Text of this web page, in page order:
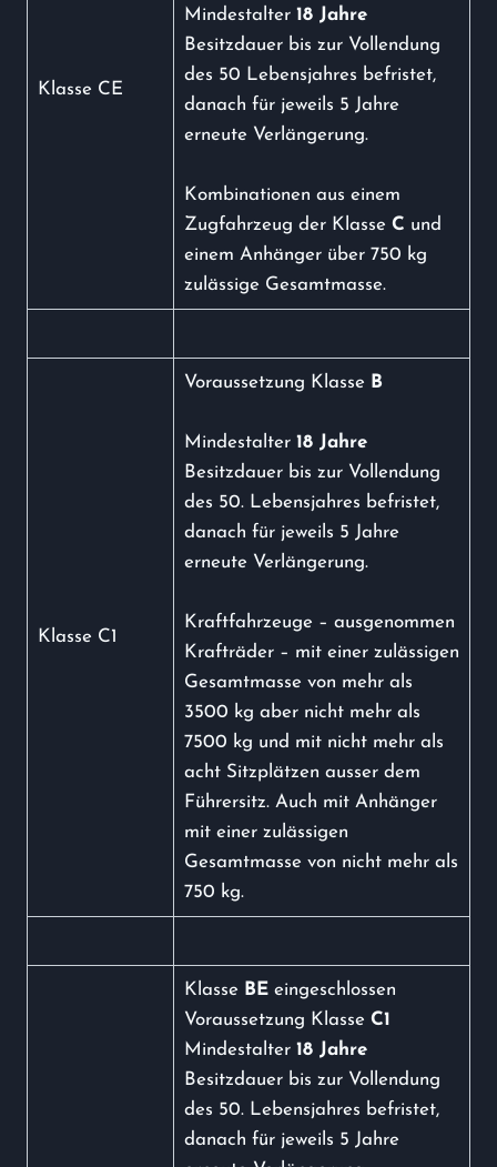
Klasse CE
Mindestalter 18 Jahre
Besitzdauer bis zur Vollendung
des 50 Lebensjahres befristet,
danach für jeweils 5 Jahre
erneute Verlängerung.
Kombinationen aus einem
Zugfahrzeug der Klasse C und
einem Anhänger über 750 kg
zulässige Gesamtmasse.
Klasse C1
Voraussetzung Klasse B
Mindestalter 18 Jahre
Besitzdauer bis zur Vollendung
des 50. Lebensjahres befristet,
danach für jeweils 5 Jahre
erneute Verlängerung.
Kraftfahrzeuge – ausgenommen
Krafträder – mit einer zulässigen
Gesamtmasse von mehr als
3500 kg aber nicht mehr als
7500 kg und mit nicht mehr als
acht Sitzplätzen ausser dem
Führersitz. Auch mit Anhänger
mit einer zulässigen
Gesamtmasse von nicht mehr als
750 kg.
Klasse BEeingeschlossen
Voraussetzung Klasse C1
Mindestalter 18 Jahre
Besitzdauer bis zur Vollendung
des 50. Lebensjahres befristet,
danach für jeweils 5 Jahre